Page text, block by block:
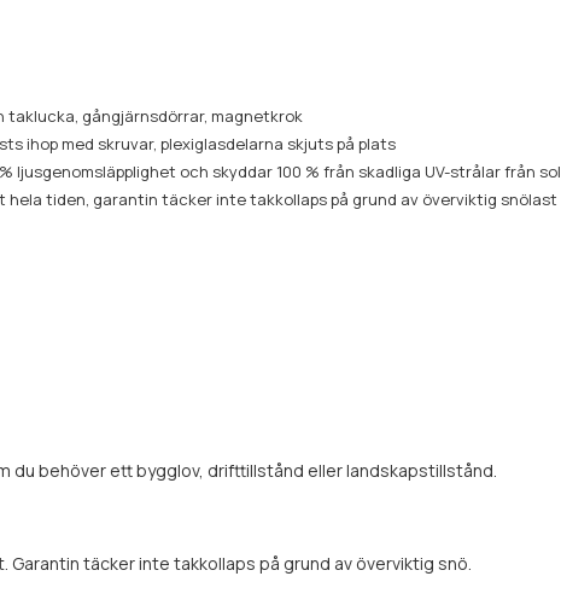
gångjärnsdörrar, magnetkrok
ihop med skruvar, plexiglasdelarna skjuts på plats
ljusgenomsläpplighet och skyddar 100 % från skadliga UV-strålar från sol
tiden, garantin täcker inte takkollaps på grund av överviktig snölast
du behöver ett bygglov, drifttillstånd eller landskapstillstånd.
täcker inte takkollaps på grund av överviktig snö.